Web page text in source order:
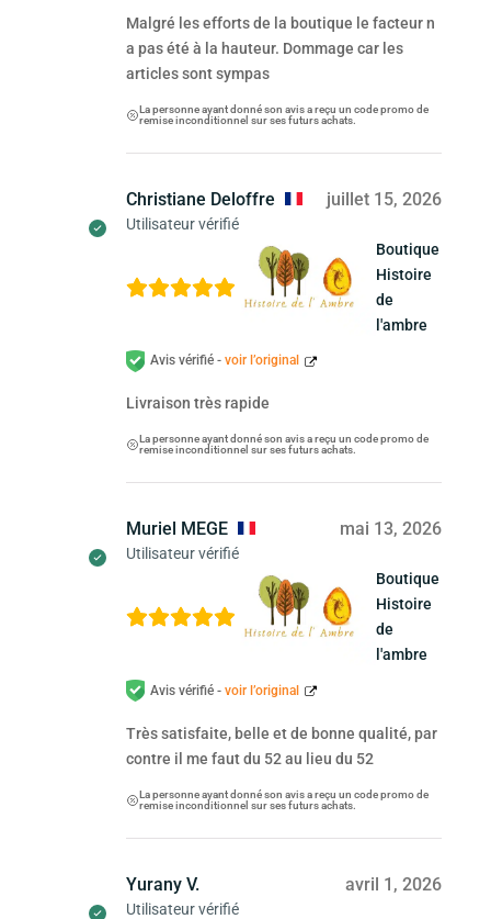
Malgré les efforts de la boutique le facteur n
a pas été à la hauteur. Dommage car les
articles sont sympas
La personne ayant donné son avis a reçu un code promo de
remise inconditionnel sur ses futurs achats.
Christiane Deloffre
Utilisateur vérifié
juillet 15, 2026
Boutique
Histoire
de
l'ambre
Avis vérifié - voir l’original
Livraison très rapide
La personne ayant donné son avis a reçu un code promo de
remise inconditionnel sur ses futurs achats.
Muriel MEGE
Utilisateur vérifié
mai 13, 2026
Boutique
Histoire
de
l'ambre
Avis vérifié - voir l’original
Très satisfaite, belle et de bonne qualité, par
contre il me faut du 52 au lieu du 52
La personne ayant donné son avis a reçu un code promo de
remise inconditionnel sur ses futurs achats.
Yurany V.
Utilisateur vérifié
avril 1, 2026